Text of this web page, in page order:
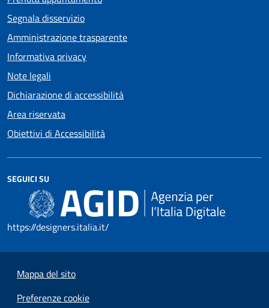
Segnala disservizio
Amministrazione trasparente
Informativa privacy
Note legali
Dichiarazione di accessibilità
Area riservata
Obiettivi di Accessibilità
SEGUICI SU
https://designers.italia.it/
Mappa del sito
Preferenze cookie